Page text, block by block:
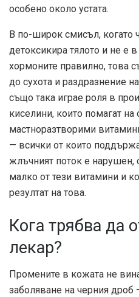
особено около устата.
В по-широк смисъл, когато
детоксикира тялото и не е
хормоните правилно, това
до сухота и раздразнение
също така играе роля в
киселини, които помагат
мастноразтворими
— всички от които
жлъчният поток е нарушен,
малко от тези витамини и
резултат на това.
Кога трябва да
лекар?
Промените в кожата не
заболяване на черния